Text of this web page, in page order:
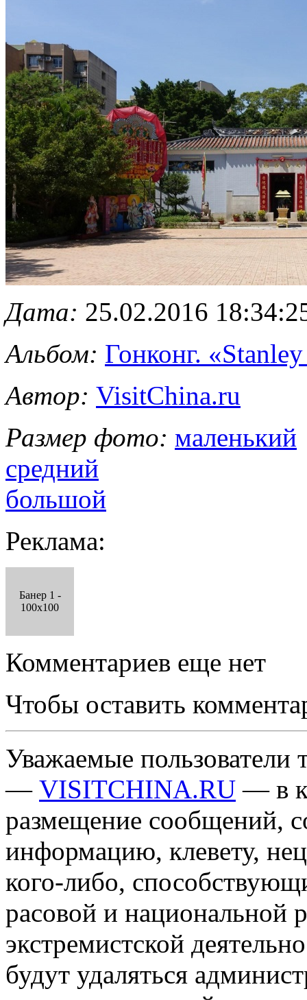
Дата: 25.02.2016
Альбом: Гонконг.
Автор: VisitChina.ru
Размер фото: маленький
средний
большой
Реклама:
Банер 1 -
100x100
Комментариев еще нет
Чтобы оставить
Уважаемые пользователи
— VISITCHINA.RU — в
размещение сообщений,
информацию, клевету,
кого-либо,
расовой и национальной
экстремистской
будут удаляться